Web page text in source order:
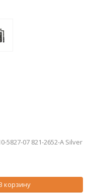
5827-07 821-2652-A Silver
корзину